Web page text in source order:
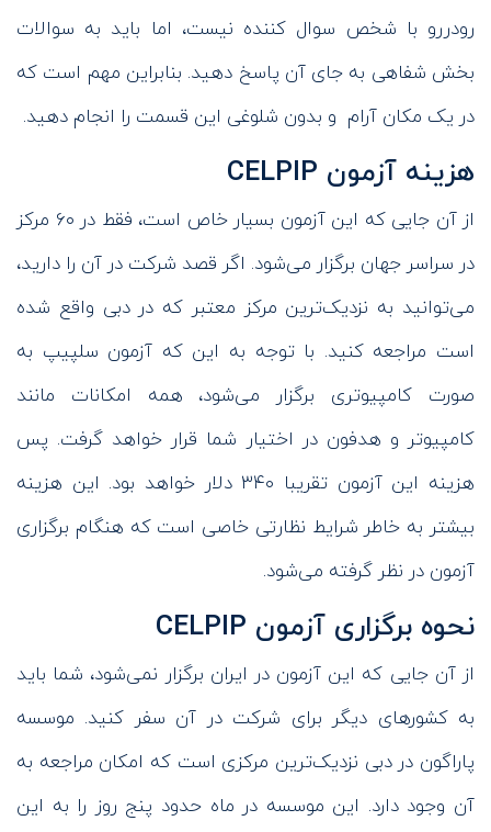
رودررو با شخص سوال کننده نیست، اما باید به سوالات
بخش شفاهی به جای آن پاسخ دهید. بنابراین مهم است که
در یک مکان آرام و بدون شلوغی این قسمت را انجام دهید.
هزینه آزمون CELPIP
از آن جایی که این آزمون بسیار خاص است، فقط در ۶۰ مرکز
در سراسر جهان برگزار می‌شود. اگر قصد شرکت در آن را دارید،
می‌توانید به نزدیک‌ترین مرکز معتبر که در دبی واقع شده
است مراجعه کنید. با توجه به این که آزمون سلپیپ به
صورت کامپیوتری برگزار می‌شود، همه امکانات مانند
کامپیوتر و هدفون در اختیار شما قرار خواهد گرفت. پس
هزینه این آزمون تقریبا ۳۴۰ دلار خواهد بود. این هزینه
بیشتر به خاطر شرایط نظارتی خاصی است که هنگام برگزاری
آزمون در نظر گرفته می‌شود.
نحوه برگزاری آزمون CELPIP
از آن جایی که این آزمون در ایران برگزار نمی‌شود، شما باید
به کشورهای دیگر برای شرکت در آن سفر کنید. موسسه
پاراگون در دبی نزدیک‌ترین مرکزی است که امکان مراجعه به
آن وجود دارد. این موسسه در ماه حدود پنج روز را به این